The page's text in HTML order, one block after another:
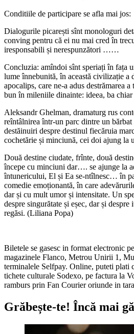
Conditiile de participare se afla mai jos:
Dialogurile picarești sînt monologuri
conving pentru că ei nu mai cred în
iresponsabili și nerespunzători ……
Concluzia: amîndoi sînt speriați în fața
lume înnebunită, în această civilizație a
apocalips, care ne-a adus destrămarea
bun în mileniile dinainte: ideea, ba
Aleksandr Ghelman, dramaturg rus
reîntâlnirea într-un parc dintre un
destăinuiri despre destinul fiecăruia
cochetărie și minciună, cei doi ajung la
Două destine ciudate, frînte, două
începe cu minciuni dar…. se ajunge la
întunericului, El și Ea se-ntîlnesc… în
comedie emoționantă, în care
dar și cu mult umor și intensitate. Un
despre singurătate și eșec, dar și despre
regăsi. (Liliana Popa)
Biletele se gasesc in format electronic
magazinele Flanco, Metrou Unirii 1,
terminalele Selfpay. Online, puteti plati
tichete culturale Sodexo, pe factura la
ramburs prin Fan Courier oriunde in
Grăbește-te! Încă mai